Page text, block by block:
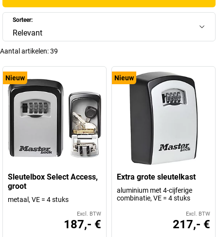
Sorteer:
Relevant
Aantal artikelen:39
Nieuw
Sleutelbox Select Access,
groot
metaal, VE = 4 stuks
Excl. BTW
187,- €
Nieuw
Extra grote sleutelkast
aluminium met 4-cijferige
combinatie, VE = 4 stuks
Excl. BTW
217,- €